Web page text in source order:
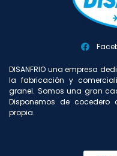
DISANFRIO una empresa
la fabricación y
granel. Somos una gran
Disponemos de
propia.